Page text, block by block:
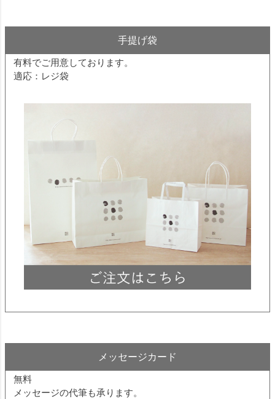
まめこ 1 購入者
投稿日
2009/06/06
瓦せんべいみたいな…でも硬くなく薄くて食べや
すく、見た目もお味も上品で、お茶うけにいいで
すごい勢いでパリパリパリ…思わず残りをすべて
隠しました（笑）
すべてのレビューを見る
レビューを書く
手提げ袋
有料でご用意しております。
適応：レジ袋
メッセージカード
無料
メッセージの代筆も承ります。